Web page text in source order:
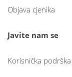
Objava cjenika
Javite nam se
Korisnička podrška